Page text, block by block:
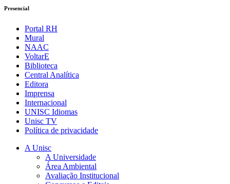
Presencial
Portal RH
Mural
NAAC
VoltarE
Biblioteca
Central Analítica
Editora
Imprensa
Internacional
UNISC Idiomas
Unisc TV
Política de privacidade
A Unisc
A Universidade
Área Ambiental
Avaliação Institucional